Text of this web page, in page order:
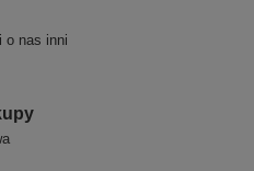
o nas inni